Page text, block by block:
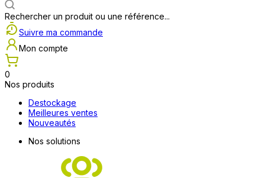
Rechercher un produit ou une référence...
Suivre ma commande
Mon compte
0
Nos produits
Destockage
Meilleures ventes
Nouveautés
Nos solutions